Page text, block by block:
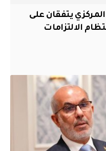
يتفقان على
الالتزامات